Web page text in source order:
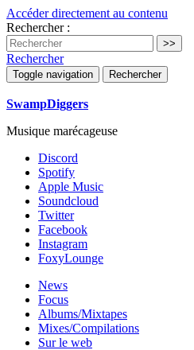
Accéder directement au contenu
Rechercher :
Rechercher
Toggle navigation Rechercher
SwampDiggers
Musique marécageuse
Discord
Spotify
Apple Music
Soundcloud
Twitter
Facebook
Instagram
FoxyLounge
News
Focus
Albums/Mixtapes
Mixes/Compilations
Sur le web